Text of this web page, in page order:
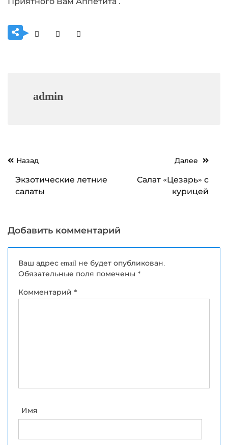
admin
Навигация
записям
Назад
Экзотические летние
салаты
Далее
Салат «Цезарь» с
курицей
Добавить комментарий
Ваш адрес email не будет опубликован.
Обязательные поля помечены *
Комментарий *
Имя